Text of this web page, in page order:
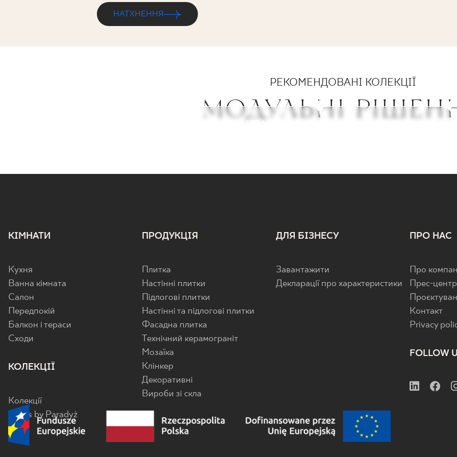
НАТХНЕННЯ
МОДУЛЬНІ
РЕКОМЕНДОВАНІ КОЛЕКЦІЇ
MODERNIZM
КІМНАТИ
Кухня
Ванна кімната
Салон
Передпокій
Балкон і тераси
Cходи
КОЛЕКЦІЇ
Колекції
Senes by Paradyż
ПРОДУКЦІЯ
Плитка
Настінні плитки
Підлогові плитки
Настінні та підлогові плитки
Фасадна плитка
Технічний керамограніт
Мозаїка
Клінкер
Декоративні
Вироби зі скла
ДЛЯ БІЗНЕСУ
Завантажити
Декларації про характеристики
ПРО НАС
Про
Прес-центр
Контакт
Privacy
FOLLOW